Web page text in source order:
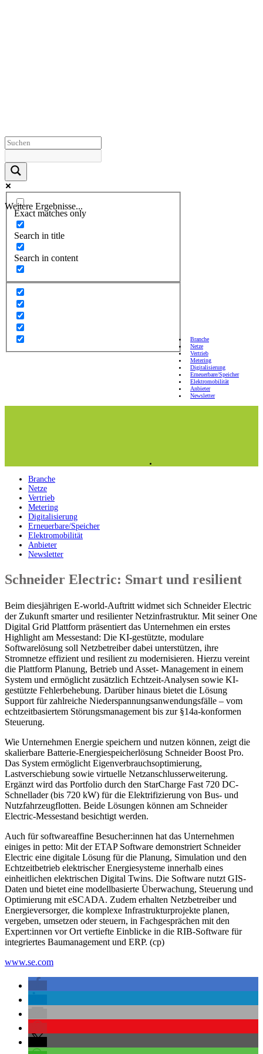
Weitere Ergebnisse...
Exact matches only
Search in title
Search in content
Branche
Netze
Vertrieb
Metering
Digitalisierung
Erneuerbare/Speicher
Elektromobilität
Anbieter
Newsletter
Branche
Netze
Vertrieb
Metering
Digitalisierung
Erneuerbare/Speicher
Elektromobilität
Anbieter
Newsletter
Schneider Electric: Smart und resilient
Beim diesjährigen E-world-Auftritt widmet sich Schneider Electric
der Zukunft smarter und resilienter Netzinfrastruktur. Mit seiner One
Digital Grid Plattform präsentiert das Unternehmen ein erstes
Highlight am Messestand: Die KI-gestützte, modulare
Softwarelösung soll Netzbetreiber dabei unterstützen, ihre
Stromnetze effizient und resilient zu modernisieren. Hierzu vereint
die Plattform Planung, Betrieb und Asset- Management in einem
System und ermöglicht zusätzlich Echtzeit-Analysen sowie KI-
gestützte Fehlerbehebung. Darüber hinaus bietet die Lösung
Support für zahlreiche Niederspannungsanwendungsfälle – vom
echtzeitbasiertem Störungsmanagement bis zur §14a-konformen
Steuerung.
Wie Unternehmen Energie speichern und nutzen können, zeigt die
skalierbare Batterie-Energiespeicherlösung Schneider Boost Pro.
Das System ermöglicht Eigenverbrauchsoptimierung,
Lastverschiebung sowie virtuelle Netzanschlusserweiterung.
Ergänzt wird das Portfolio durch den StarCharge Fast 720 DC-
Schnellader (bis 720 kW) für die Elektrifizierung von Bus- und
Nutzfahrzeugflotten. Beide Lösungen können am Schneider
Electric-Messestand besichtigt werden.
Auch für softwareaffine Besucher:innen hat das Unternehmen
einiges in petto: Mit der ETAP Software demonstriert Schneider
Electric eine digitale Lösung für die Planung, Simulation und den
Echtzeitbetrieb elektrischer Energiesysteme innerhalb eines
einheitlichen elektrischen Digital Twins. Die Software nutzt GIS-
Daten und bietet eine modellbasierte Überwachung, Steuerung und
Optimierung mit eSCADA. Zudem erhalten Netzbetreiber und
Energieversorger, die komplexe Infrastrukturprojekte planen,
vergeben, umsetzen oder steuern, in Fachgesprächen mit den
Expert:innen vor Ort vertiefte Einblicke in die RIB-Software für
integriertes Baumanagement und ERP. (cp)
www.se.com